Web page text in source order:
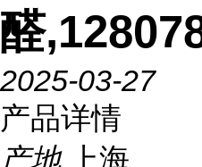
醛
2025-03-27
产品详情
产地
上海